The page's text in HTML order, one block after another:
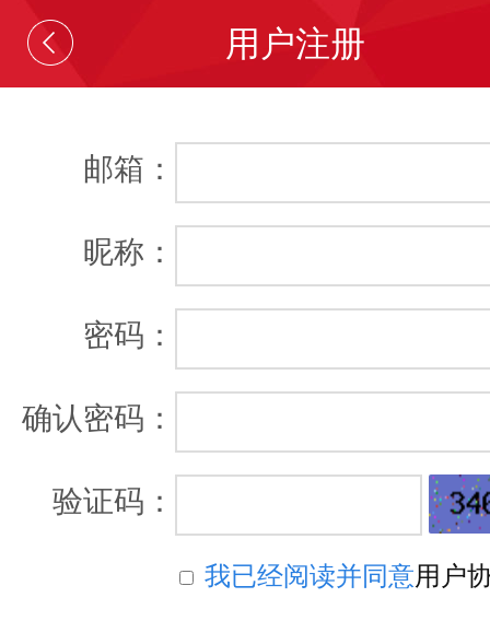
用户注册
邮箱：
昵称：
密码：
确认密码：
验证码：
我已经阅读并同意用户